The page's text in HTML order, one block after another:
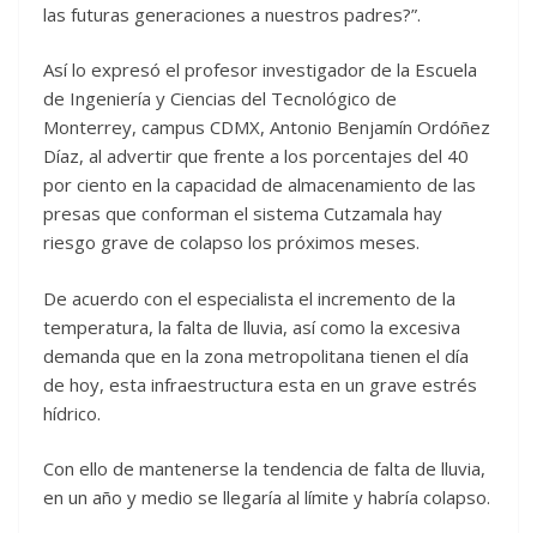
las futuras generaciones a nuestros padres?”.
Así lo expresó el profesor investigador de la Escuela
de Ingeniería y Ciencias del Tecnológico de
Monterrey, campus CDMX, Antonio Benjamín Ordóñez
Díaz, al advertir que frente a los porcentajes del 40
por ciento en la capacidad de almacenamiento de las
presas que conforman el sistema Cutzamala hay
riesgo grave de colapso los próximos meses.
De acuerdo con el especialista el incremento de la
temperatura, la falta de lluvia, así como la excesiva
demanda que en la zona metropolitana tienen el día
de hoy, esta infraestructura esta en un grave estrés
hídrico.
Con ello de mantenerse la tendencia de falta de lluvia,
en un año y medio se llegaría al límite y habría colapso.